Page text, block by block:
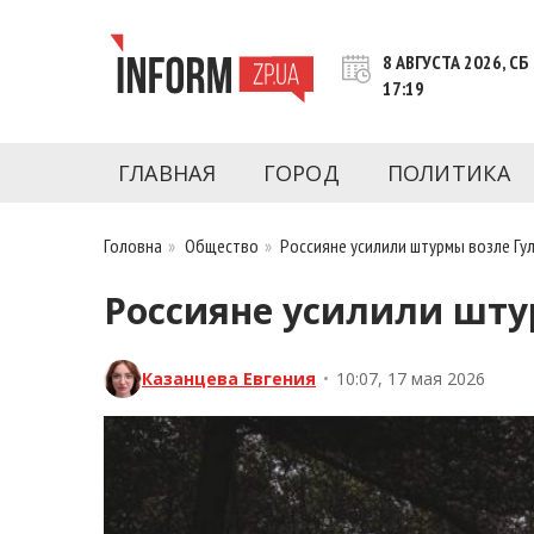
INFORM.ZP.UA – это информационный
последние новости Запорожья и
8 АВГУСТА 2026, СБ
17:19
ГЛАВНАЯ ГОРОД ПОЛИТИКА
Головна » Общество »Россияне усилили штурмы возле
Россияне усилили
Казанцева Евгения • 10:07, 17 мая 2026